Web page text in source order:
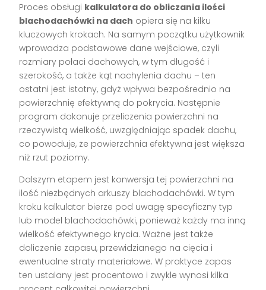
Proces obsługi kalkulatora do obliczania ilości
blachodachówki na dach opiera się na kilku
kluczowych krokach. Na samym początku użytkownik
wprowadza podstawowe dane wejściowe, czyli
rozmiary połaci dachowych, w tym długość i
szerokość, a także kąt nachylenia dachu – ten
ostatni jest istotny, gdyż wpływa bezpośrednio na
powierzchnię efektywną do pokrycia. Następnie
program dokonuje przeliczenia powierzchni na
rzeczywistą wielkość, uwzględniając spadek dachu,
co powoduje, że powierzchnia efektywna jest większa
niż rzut poziomy.
Dalszym etapem jest konwersja tej powierzchni na
ilość niezbędnych arkuszy blachodachówki. W tym
kroku kalkulator bierze pod uwagę specyficzny typ
lub model blachodachówki, ponieważ każdy ma inną
wielkość efektywnego krycia. Ważne jest także
doliczenie zapasu, przewidzianego na cięcia i
ewentualne straty materiałowe. W praktyce zapas
ten ustalany jest procentowo i zwykle wynosi kilka